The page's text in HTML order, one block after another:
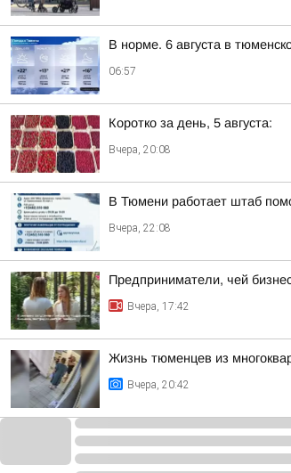
В норме. 6 августа в
06:57
Коротко за день, 5 августа:
Вчера, 20:08
В Тюмени работает штаб
Вчера, 22:08
Предприниматели, чей
Вчера, 17:42
Жизнь тюменцев из
Вчера, 20:42